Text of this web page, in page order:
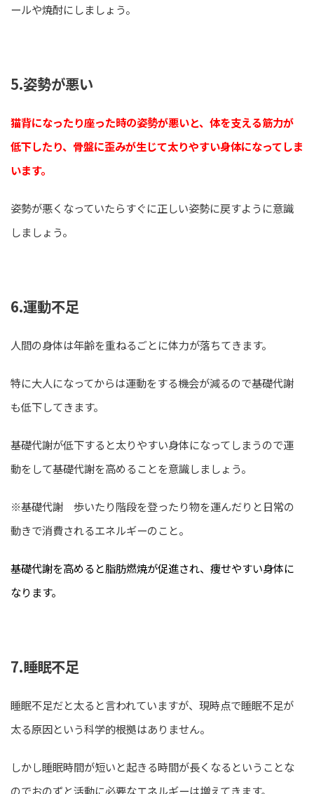
ールや焼酎にしましょう。
5.姿勢が悪い
猫背になったり座った時の姿勢が悪いと、体を支える筋力が
低下したり、骨盤に歪みが生じて太りやすい身体になってしま
います。
姿勢が悪くなっていたらすぐに正しい姿勢に戻すように意識
しましょう。
6.運動不足
人間の身体は年齢を重ねるごとに体力が落ちてきます。
特に大人になってからは運動をする機会が減るので基礎代謝
も低下してきます。
基礎代謝が低下すると太りやすい身体になってしまうので運
動をして基礎代謝を高めることを意識しましょう。
※基礎代謝 歩いたり階段を登ったり物を運んだりと日常の
動きで消費されるエネルギーのこと。
基礎代謝を高めると脂肪燃焼が促進され、痩せやすい身体に
なります。
7.睡眠不足
睡眠不足だと太ると言われていますが、現時点で睡眠不足が
太る原因という科学的根拠はありません。
しかし睡眠時間が短いと起きる時間が長くなるということな
のでおのずと活動に必要なエネルギーは増えてきます。